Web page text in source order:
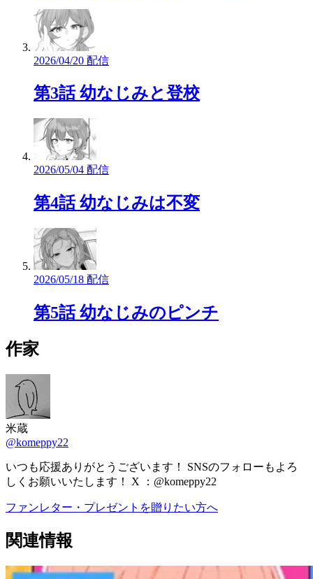
2026/04/20 配信
第3話 幼なじみと登校
2026/05/04 配信
第4話 幼なじみは不変
2026/05/18 配信
第5話 幼なじみのピンチ
作家
米蔵
@komeppy22
いつも応援ありがとうございます！ SNSのフォローもよろ
しくお願いいたします！ X ：@komeppy22
ファンレター・プレゼントを贈りたい方へ
関連情報